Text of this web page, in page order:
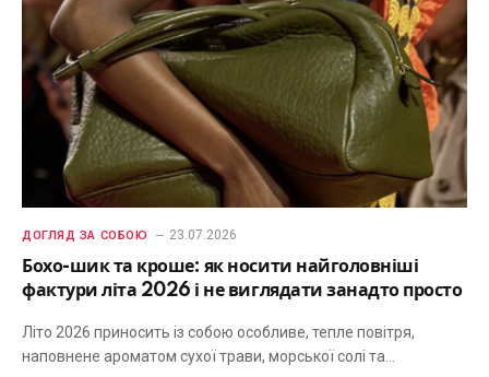
ДОГЛЯД ЗА СОБОЮ 23.07.2026
Бохо-шик та кроше: як носити найголовніші
фактури літа 2026 і не виглядати занадто просто
Літо 2026 приносить із собою особливе, тепле повітря,
наповнене ароматом сухої трави, морської солі та…